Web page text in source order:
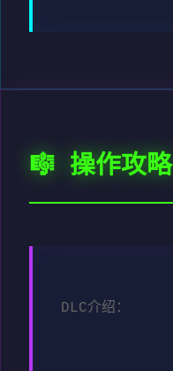
🎼 操作攻略
DLC介绍：